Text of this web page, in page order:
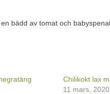
bädd av tomat och
Chilikokt lax
11 mars, 2020